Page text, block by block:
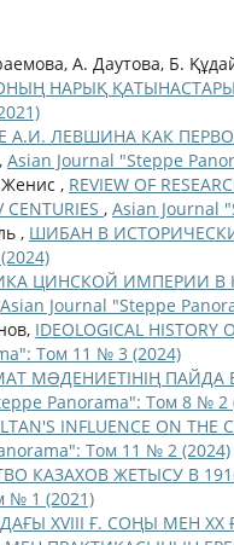
А. Даутова, Б.
НАРЫҚ
А.И. ЛЕВШИНА КАК
, Asian Journal "Steppe
, REVIEW OF
CENTURIES , Asian Journal
, ШИБАН В
ЦИНСКОЙ ИМПЕРИИ В
Asian Journal "Steppe
IDEOLOGICAL HISTORY
Том 11 № 3 (2024)
МƏДЕНИЕТІНІҢ ПАЙДА
Panorama": Том 8 № 2
INFLUENCE ON THE
Том 11 № 2 (2024)
КАЗАХОВ ЖЕТЫСУ В
№ 1 (2021)
XVIII Ғ. СОҢЫ МЕН